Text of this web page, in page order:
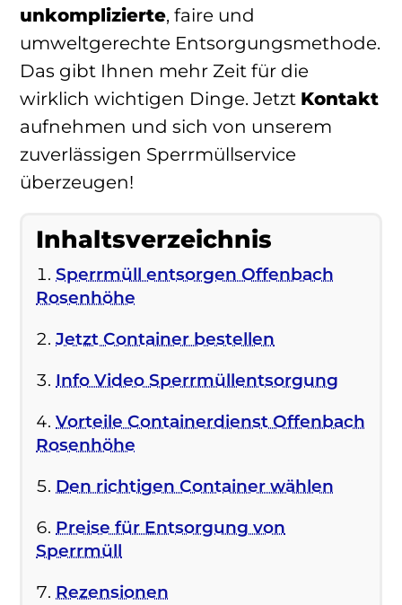
unkomplizierte, faire und
umweltgerechte Entsorgungsmethode.
Das gibt Ihnen mehr Zeit für die
wirklich wichtigen Dinge. Jetzt Kontakt
aufnehmen und sich von unserem
zuverlässigen Sperrmüllservice
überzeugen!
Inhaltsverzeichnis
Sperrmüll entsorgen Offenbach
Rosenhöhe
Jetzt Container bestellen
Info Video Sperrmüllentsorgung
Vorteile Containerdienst Offenbach
Rosenhöhe
Den richtigen Container wählen
Preise für Entsorgung von
Sperrmüll
Rezensionen